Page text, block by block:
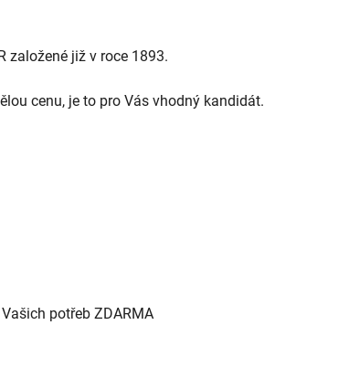
založené již v roce 1893.
cenu, je to pro Vás vhodný kandidát.
potřeb ZDARMA